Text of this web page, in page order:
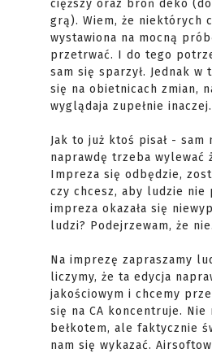
cięższy oraz broń deko
grą). Wiem, że niektórych
wystawiona na mocną
przetrwać. I do tego
sam się sparzył. Jednak w
się na obietnicach zmian,
wyglądaja zupełnie inaczej.
Jak to już ktoś pisał - sam
naprawdę trzeba wylewać
Impreza się odbędzie,
czy chcesz, aby ludzie nie
impreza okazała się
ludzi? Podejrzewam, że nie.
Na imprezę zapraszamy
liczymy, że ta edycja
jakościowym i chcemy
się na CA koncentruje. Nie
bełkotem, ale faktycznie
nam się wykazać.